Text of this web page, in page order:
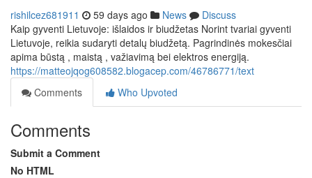
rishilcez681911 59 days ago News
Discuss
Kaip gyventi Lietuvoje: išlaidos ir biudžetas Norint tvariai gyventi
Lietuvoje, reikia sudaryti detalų biudžetą. Pagrindinės mokesčiai
apima būstą , maistą , važiavimą bei elektros energiją.
https://matteojqog608582.blogacep.com/46786771/text
Comments
Who Upvoted
Comments
Submit a Comment
No HTML